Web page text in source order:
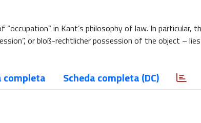
“occupation” in Kant’s philosophy of law. In
or bloß-rechtlicher possession of the object –
completa Scheda completa (DC)